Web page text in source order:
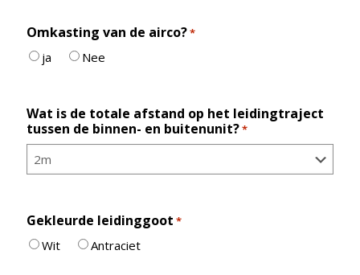
Omkasting van de airco?*
ja Nee
Wat is de totale afstand op het leidingtraject
tussen de binnen- en buitenunit?*
Gekleurde leidinggoot *
Wit Antraciet